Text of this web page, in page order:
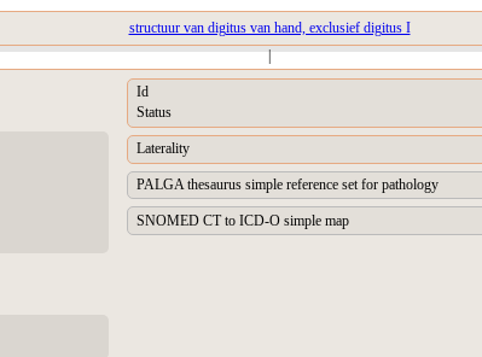
structuur van digitus van hand, exclusief digitus I
|
Id
Status
Laterality
PALGA thesaurus simple reference set for pathology
SNOMED CT to ICD-O simple map